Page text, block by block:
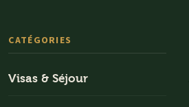
CATÉGORIES
Visas & Séjour